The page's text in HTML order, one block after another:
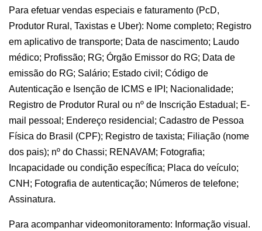
Para efetuar vendas especiais e faturamento (PcD,
Produtor Rural, Taxistas e Uber): Nome completo; Registro
em aplicativo de transporte; Data de nascimento; Laudo
médico; Profissão; RG; Órgão Emissor do RG; Data de
emissão do RG; Salário; Estado civil; Código de
Autenticação e Isenção de ICMS e IPI; Nacionalidade;
Registro de Produtor Rural ou nº de Inscrição Estadual; E-
mail pessoal; Endereço residencial; Cadastro de Pessoa
Física do Brasil (CPF); Registro de taxista; Filiação (nome
dos pais); nº do Chassi; RENAVAM; Fotografia;
Incapacidade ou condição específica; Placa do veículo;
CNH; Fotografia de autenticação; Números de telefone;
Assinatura.
Para acompanhar videomonitoramento: Informação visual.